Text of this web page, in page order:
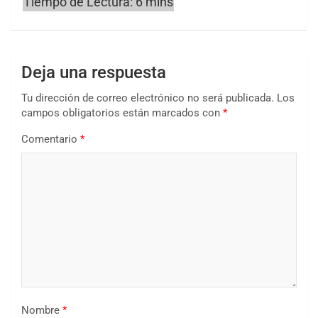
Deja una respuesta
Tu dirección de correo electrónico no será publicada. Los
campos obligatorios están marcados con *
Comentario *
Nombre *